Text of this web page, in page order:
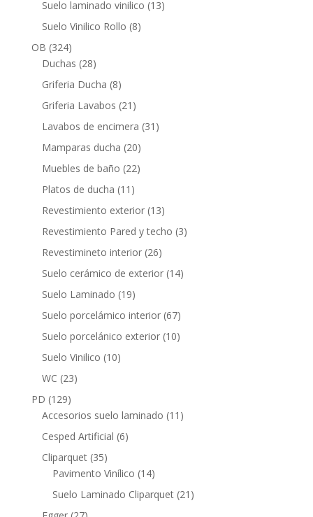
Suelo laminado vinilico 1313
Suelo Vinilico Rollo 88
OB 324324
productos
Duchas 2828
productos
Griferia Ducha 88
productos
Griferia Lavabos 21 21
productos
Lavabos de encimera 31 31
Mamparas ducha 2020
productos
Muebles de baño 2222
Platos de ducha 11 11
productos
Revestimiento exterior 1313
productos
Revestimiento Pared y techo 33
Revestimineto interior 2626
productos
Suelo cerámico de exterior 1414
Suelo Laminado 1919
productos
Suelo porcelámico interior 6767
productos
Suelo porcelánico exterior 1010
Suelo Vinilico 1010
WC 2323
PD 129129
productos
Accesorios suelo laminado 11 11
Cesped Artificial 66
Cliparquet 3535
productos
Pavimento Vinílico 1414
productos
Suelo Laminado Cliparquet 21 21